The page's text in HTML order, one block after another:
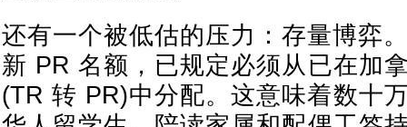
还有一个被低估的压力：存量博弈
新 PR 名额，已规定必须从已在加
(TR 转 PR)中分配。这意味着数十